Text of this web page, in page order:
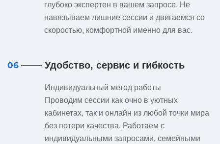
глубоко экспертен в вашем запросе. Не
навязываем лишние сессии и двигаемся со
скоростью, комфортной именно для вас.
06 Удобство, сервис и гибкость
Индивидуальный метод работы
Проводим сессии как очно в уютных
кабинетах, так и онлайн из любой точки мира
без потери качества. Работаем с
индивидуальными запросами, семейными